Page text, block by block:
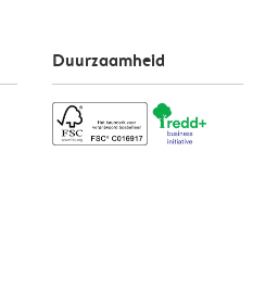
Duurzaamheid